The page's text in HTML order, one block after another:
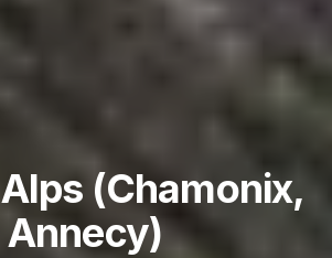
(Chamonix,
Annecy)